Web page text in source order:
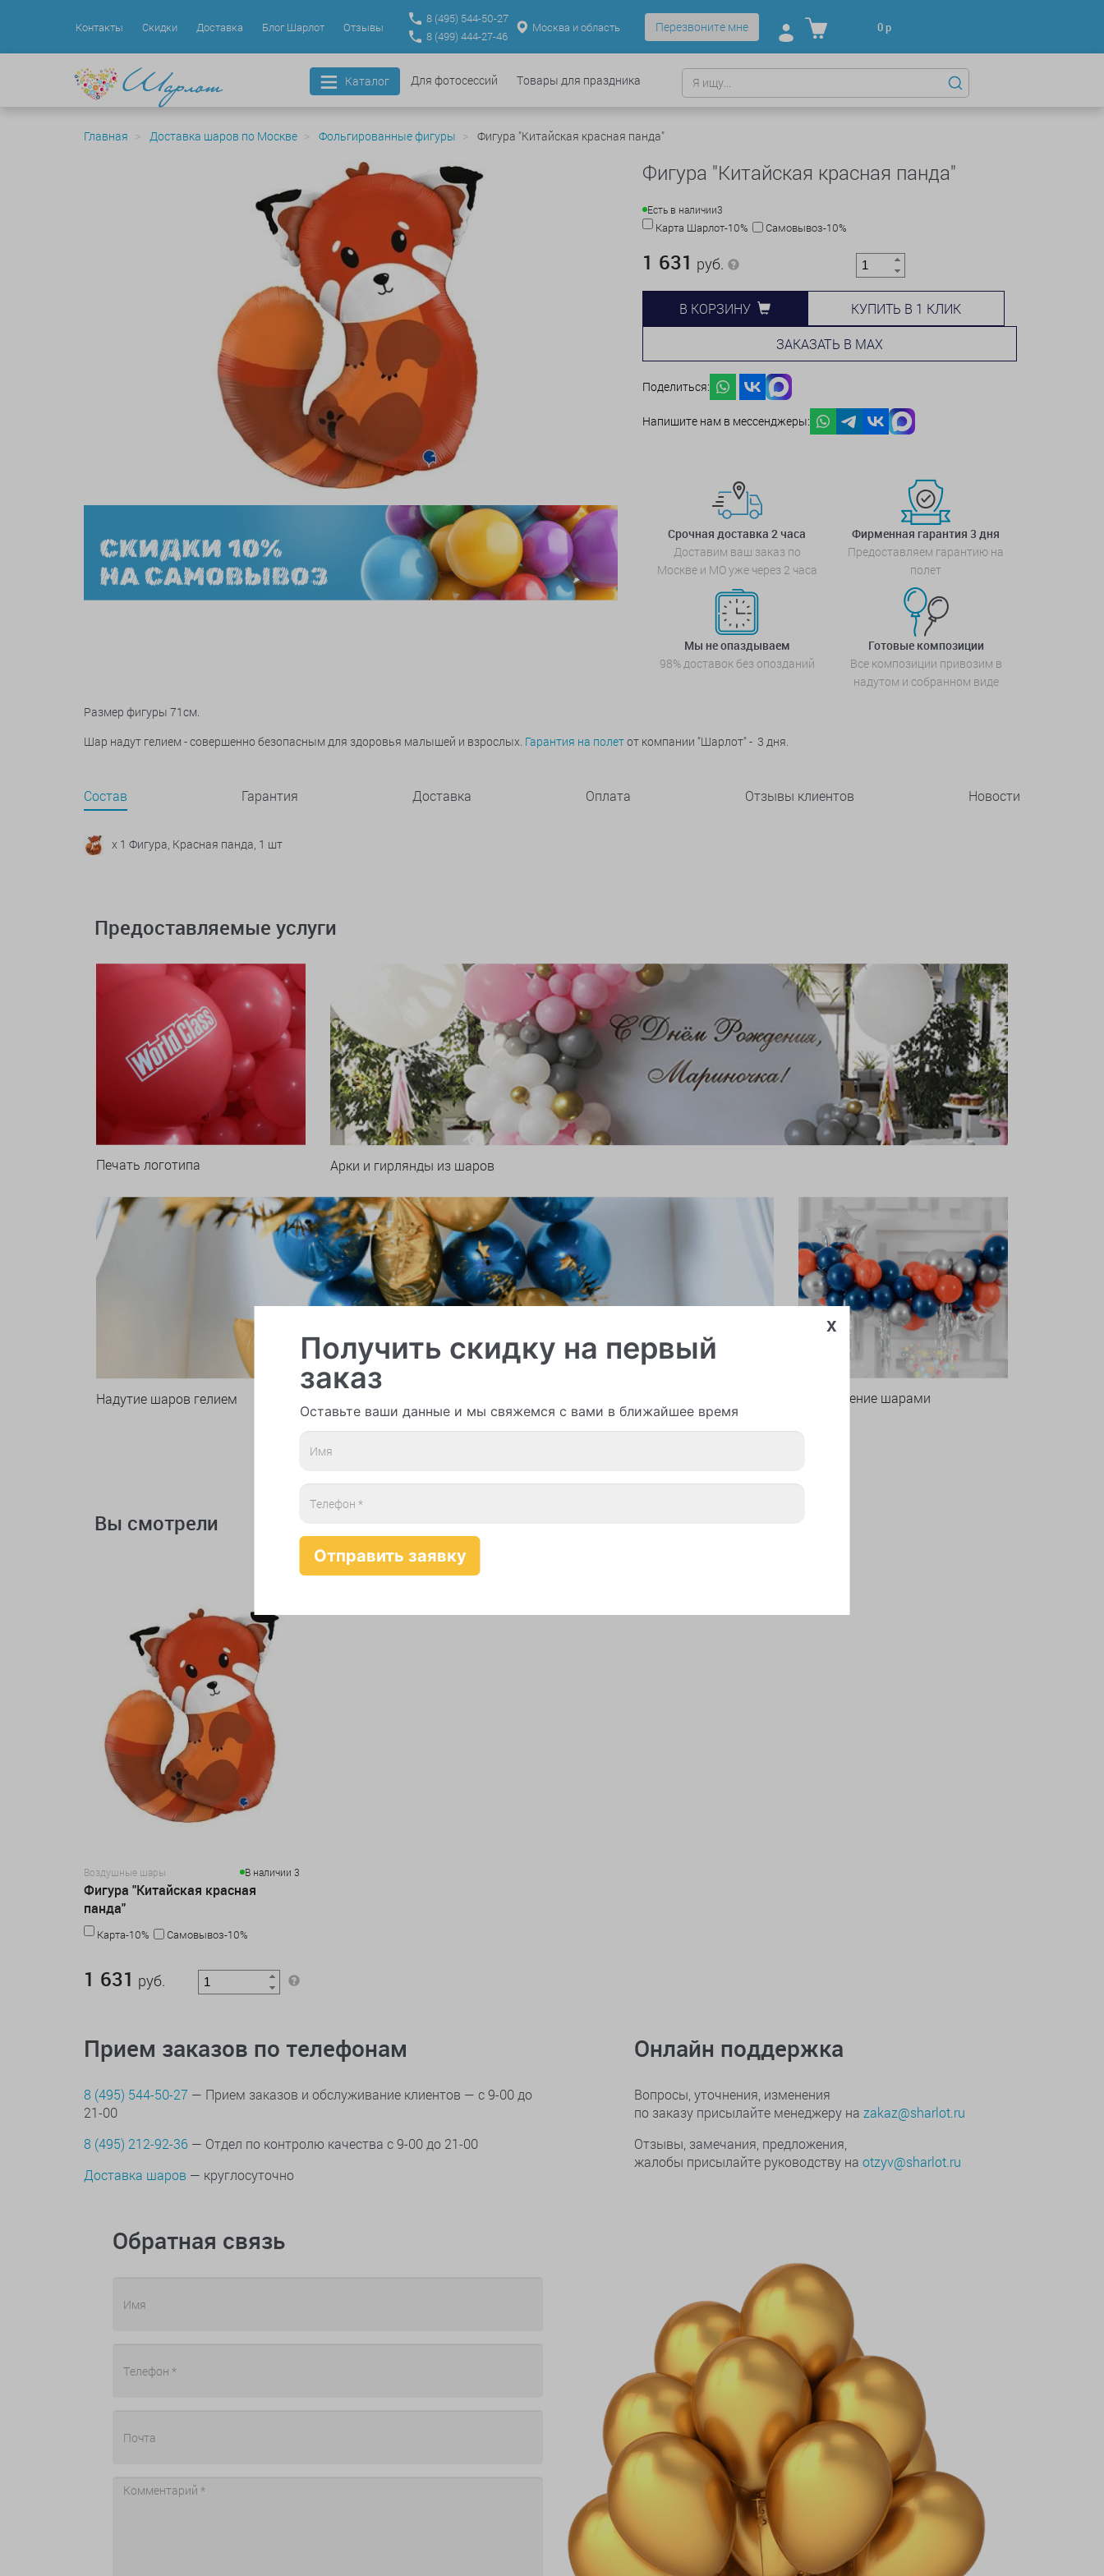
Контакты Скидки Доставка Блог Шарлот Отзывы
8 (495) 544-50-27
8 (499) 444-27-46
Москва и область Перезвоните мне 0р
Каталог Для фотосессий Товары для праздника
Главная Доставка шаров по Москве Фольгированные фигуры Фигура "Китайская красная панда"
Фигура "Китайская красная панда"
Есть в наличии3
Карта Шарлот-10% Самовывоз-10%
1 631 руб.
В КОРЗИНУ КУПИТЬ В 1 КЛИК
ЗАКАЗАТЬ В MAX
Поделиться:
Напишите нам в мессенджеры:
Срочная доставка 2 часа
Доставим ваш заказ по
Москве и МО уже через 2 часа
Фирменная гарантия 3 дня
Предоставляем гарантию на
полет
Мы не опаздываем
98% доставок без опозданий
Готовые композиции
Все композиции привозим в
надутом и собранном виде
Размер фигуры 71см.
Шар надут гелием - совершенно безопасным для здоровья малышей и взрослых. Гарантия на полетот компании "Шарлот" - 3 дня.
Состав Гарантия Доставка Оплата Отзывы клиентов Новости
x 1 Фигура, Красная панда, 1 шт
Предоставляемые услуги
Печать логотипа Арки и гирлянды из шаров
Надутие шаров гелием Оформление шарами
Вы смотрели
Воздушные шары В наличии 3
Фигура "Китайская красная
панда"
Карта-10%
Самовывоз-10%
1 631 руб.
Прием заказов по телефонам
8 (495) 544-50-27 — Прием заказов и обслуживание клиентов — с 9-00 до
21-00
8 (495) 212-92-36 — Отдел по контролю качества с 9-00 до 21-00
Доставка шаров — круглосуточно
Онлайн поддержка
Вопросы, уточнения, изменения
по заказу присылайте менеджеру на zakaz@sharlot.ru
Отзывы, замечания, предложения,
жалобы присылайте руководству на otzyv@sharlot.ru
Обратная связь
x
Получить скидку на первый
заказ
Оставьте ваши данные и мы свяжемся с вами в ближайшее время